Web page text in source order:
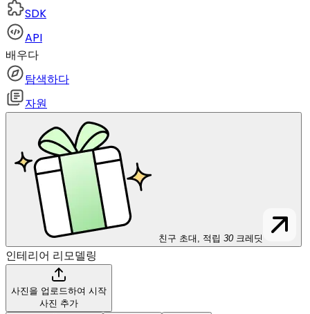
SDK
API
배우다
탐색하다
자원
친구 초대, 적립 30 크레딧
인테리어 리모델링
사진을 업로드하여 시작
사진 추가